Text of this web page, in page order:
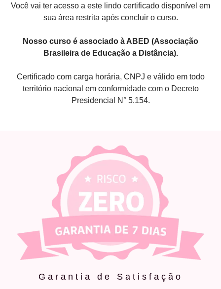
Você vai ter acesso a este lindo certificado disponível em
sua área restrita após concluir o curso.
Nosso curso é associado à ABED (Associação
Brasileira de Educação a Distância).
Certificado com carga horária, CNPJ e válido em todo
território nacional em conformidade com o Decreto
Presidencial N° 5.154.
Garantia de Satisfação